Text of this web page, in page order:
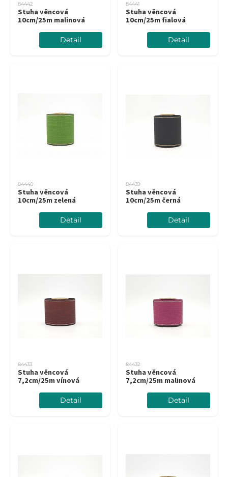
84442
Stuha věncová
10cm/25m malinová
Detail
84441
Stuha věncová
10cm/25m fialová
Detail
84440
Stuha věncová
10cm/25m zelená
Detail
84439
Stuha věncová
10cm/25m černá
Detail
84433
Stuha věncová
7,2cm/25m vínová
Detail
84432
Stuha věncová
7,2cm/25m malinová
Detail